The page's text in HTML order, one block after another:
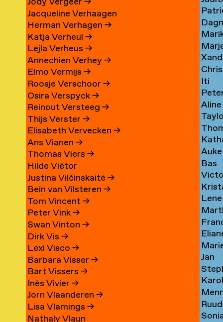
Jacqueline Verhaagen
Herman Verhagen →
Katja Verheul →
Lejla Verheus →
Annechien Verhey→
Elmo Vermijs →
Roosje Verschoor →
Osira Verspyck→
Reinout Versteeg →
Thijs Verster →
Elisabeth Vervecken →
Ans Vianen →
Thomas Viers →
Hilde Viëtor
Justina Vilčinskaitė →
Bein van Vilsteren →
Tom Vincent→
Peter Vink→
Swan Vinton →
Dirk Vis →
Lexi Visco →
Barbara Visser →
Bart Vissers →
Inès Vivier →
Jorn Vlaanderen →
Lisa Vlamings →
Nathaly Vlaun
der
Werf
→
van
→
→
van
→
→
Boer
→
te
West
→
West
→
Iti
→
→
Aline
→
→
→
Auke
Bas
van
van
der
Wilk
→
Lene
Wille
Wille
→
→
→
→
Jan
→
→
van
Ruud